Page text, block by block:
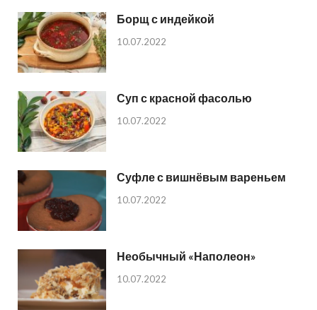
Борщ с индейкой
10.07.2022
Суп с красной фасолью
10.07.2022
Суфле с вишнёвым вареньем
10.07.2022
Необычный «Наполеон»
10.07.2022